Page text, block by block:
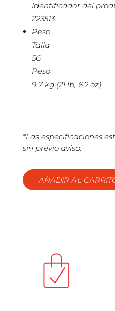
Identificador del
223513
Peso
Talla
56
Peso
9.7 kg (21 lb, 6.2 oz)
*Las especificaciones
sin previo aviso.
AÑADIR AL